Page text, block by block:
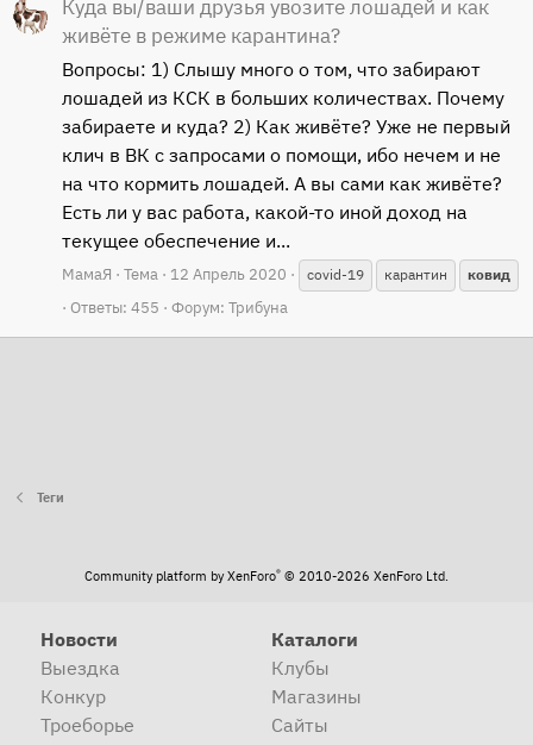
Куда вы/ваши друзья увозите лошадей и как
живёте в режиме карантина?
Вопросы: 1) Слышу много о том, что забирают
лошадей из КСК в больших количествах. Почему
забираете и куда? 2) Как живёте? Уже не первый
клич в ВК с запросами о помощи, ибо нечем и не
на что кормить лошадей. А вы сами как живёте?
Есть ли у вас работа, какой-то иной доход на
текущее обеспечение и...
МамаЯ Тема 12 Апрель 2020 covid-19 карантин ковид
Ответы: 455 Форум: Трибуна
Теги
Community platform by XenForo® © 2010-2026 XenForo Ltd.
Новости
Выездка
Конкур
Троеборье
Каталоги
Клубы
Магазины
Сайты